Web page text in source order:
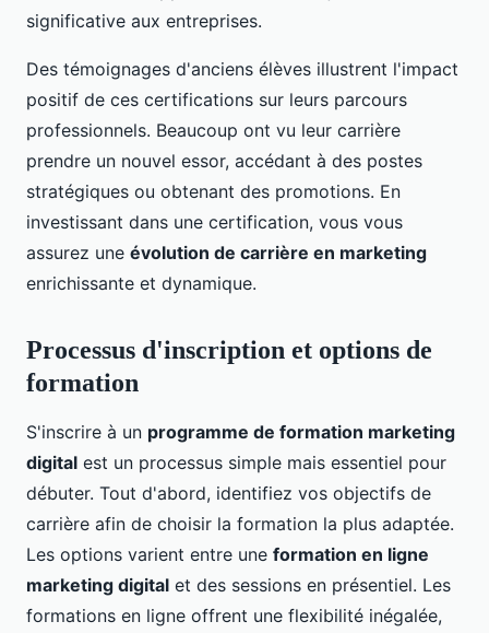
significative aux entreprises.
Des témoignages d'anciens élèves illustrent l'impact
positif de ces certifications sur leurs parcours
professionnels. Beaucoup ont vu leur carrière
prendre un nouvel essor, accédant à des postes
stratégiques ou obtenant des promotions. En
investissant dans une certification, vous vous
assurez une évolution de carrière en marketing
enrichissante et dynamique.
Processus d'inscription et options de
formation
S'inscrire à un programme de formation marketing
digital est un processus simple mais essentiel pour
débuter. Tout d'abord, identifiez vos objectifs de
carrière afin de choisir la formation la plus adaptée.
Les options varient entre une formation en ligne
marketing digital et des sessions en présentiel. Les
formations en ligne offrent une flexibilité inégalée,